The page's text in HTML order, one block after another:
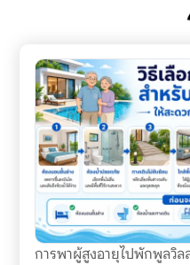
การพาผู้สูงอายุไปพักพูลวิล